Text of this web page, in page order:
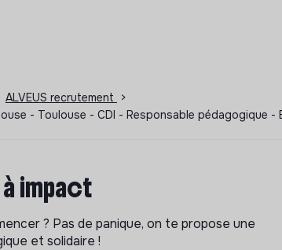
ALVEUS recrutement
>
- Toulouse - CDI - Responsable
impact
? Pas de panique, on te propose une
et solidaire !